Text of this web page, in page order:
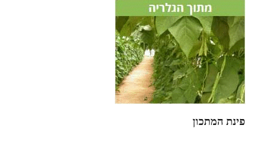
פינת המתכון